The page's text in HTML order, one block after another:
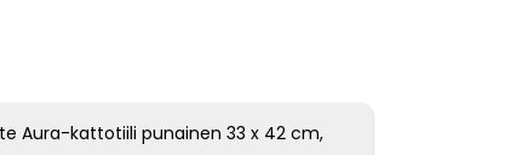
Aura-kattotiili punainen 33 x 42 cm,